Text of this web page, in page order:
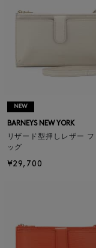
NEW
BARNEYS NEW YORK
リザード型押しレザー
ッグ
¥29,700